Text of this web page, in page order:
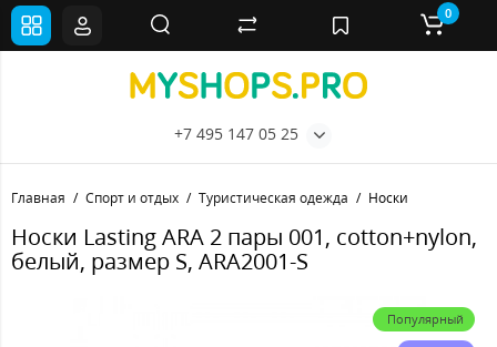
+7 495 147 05 25
0
Главная Спорт и отдых Туристическая одежда Носки
Носки Lasting ARA 2 пары 001, cotton+nylon,
белый, размер S, ARA2001-S
Популярный